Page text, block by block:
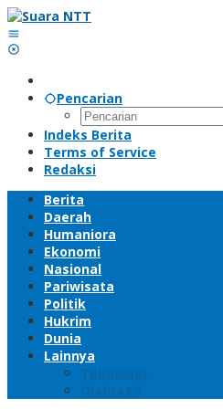
Lewati
ke
konten
Pencarian
Indeks Berita
Terms of Service
Redaksi
Berita
Daerah
Humaniora
Ekonomi
Nasional
Pariwisata
Politik
Hukrim
Dunia
Lainnya
Teknologi
Olahraga